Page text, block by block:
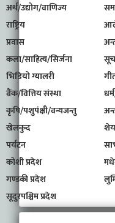
अर्थ/उद्योग/वाणिज्य
राष्ट्रिय
प्रवास
कला/साहित्य/सिर्जना
भिडियो ग्यालरी
बैंक/वित्तिय संस्था
कृषि/पशुपंक्षी/वन्यजन्तु
खेलकुद
पर्यटन
कोशी प्रदेश
गण्डकी प्रदेश
सूदुरपश्चिम प्रदेश